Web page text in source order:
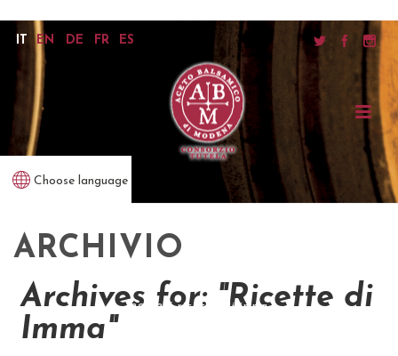
Choose language
home/ricette di imma
IT EN DE FR ES
ARCHIVIO
Archives for: "Ricette di
Imma"